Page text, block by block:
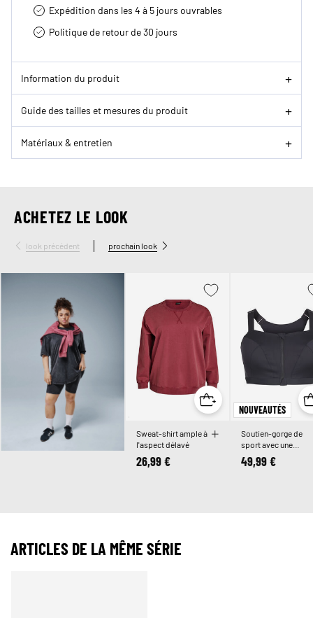
Expédition dans les 4 à 5 jours ouvrables
Politique de retour de 30 jours
Information du produit
Guide des tailles et mesures du produit
Matériaux & entretien
ACHETEZ LE LOOK
look précédent prochain look
Sweat-shirt ample à
l'aspect délavé
26,99 €
NOUVEAUTÉS
Soutien-gorge de
sport avec une
fermeture sur le
devant et un
49,99 €
ARTICLES DE LA MÊME SÉRIE